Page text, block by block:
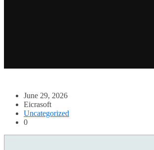
June 29, 2026
Eicrasoft
Uncategorized
0